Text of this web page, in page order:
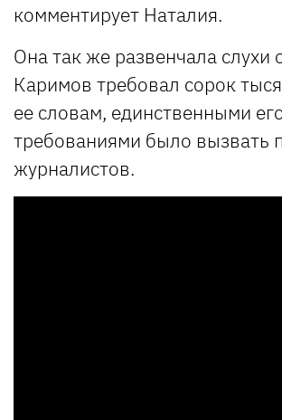
комментирует Наталия.
Она так же развенчала слухи
Каримов требовал сорок
ее словам, единственными
требованиями было вызвать
журналистов.